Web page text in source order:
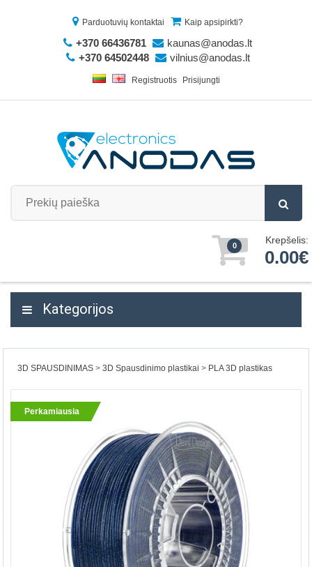
Parduotuvių kontaktai Kaip apsipirkti?
+370 66436781
kaunas@anodas.lt
+370 64502448
vilnius@anodas.lt
Registruotis Prisijungti
0 Krepšelis:
0.00€
Kategorijos
3D SPAUSDINIMAS 3D Spausdinimo plastikai PLA 3D plastikas
Perkamiausia